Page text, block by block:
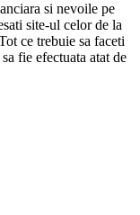
si nevoile pe
site-ul celor de la
ce trebuie sa faceti
fie efectuata atat de